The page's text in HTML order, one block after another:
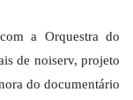
a Orquestra do
de noiserv, projeto
do documentário